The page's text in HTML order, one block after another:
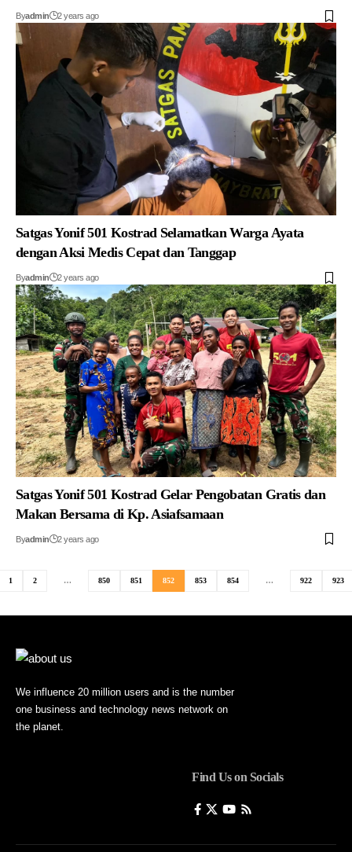
Byadmin 2 years ago
Satgas Yonif 501 Kostrad Selamatkan Warga Ayata
dengan Aksi Medis Cepat dan Tanggap
Byadmin 2 years ago
Satgas Yonif 501 Kostrad Gelar Pengobatan Gratis dan
Makan Bersama di Kp. Asiafsamaan
Byadmin 2 years ago
1 2 … 850 851 852 853 854 … 922 923
We influence 20 million users and is the number
one business and technology news network on
the planet.
Find Us on Socials